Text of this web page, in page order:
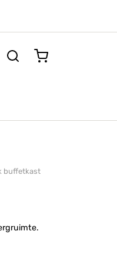
buffetkast